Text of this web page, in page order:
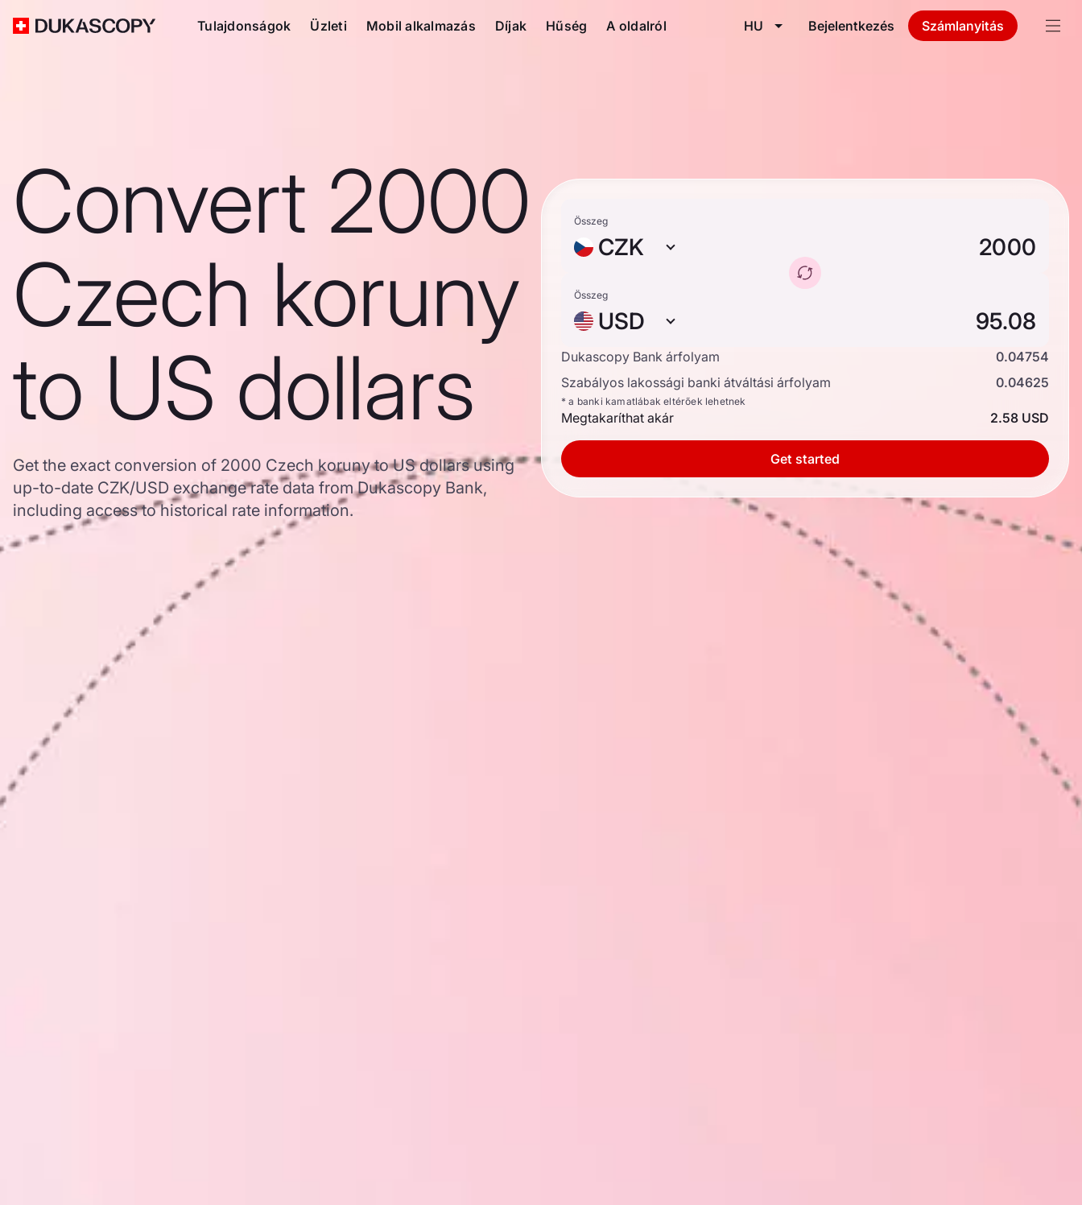
Tulajdonságok Üzleti Mobil alkalmazás Díjak Hűség A oldalról HU Bejelentkezés Számlanyitás
Convert 2000
Czech koruny
to US dollars
Get the exact conversion of 2000 Czech koruny to US dollars using
up-to-date CZK/USD exchange rate data from Dukascopy Bank,
including access to historical rate information.
Összeg
CZK
Összeg
USD
Dukascopy Bank árfolyam
0.04754
Szabályos lakossági banki átváltási árfolyam
0.04625
* a banki kamatlábak eltérőek lehetnek
Megtakaríthat akár 2.58 USD
Get started